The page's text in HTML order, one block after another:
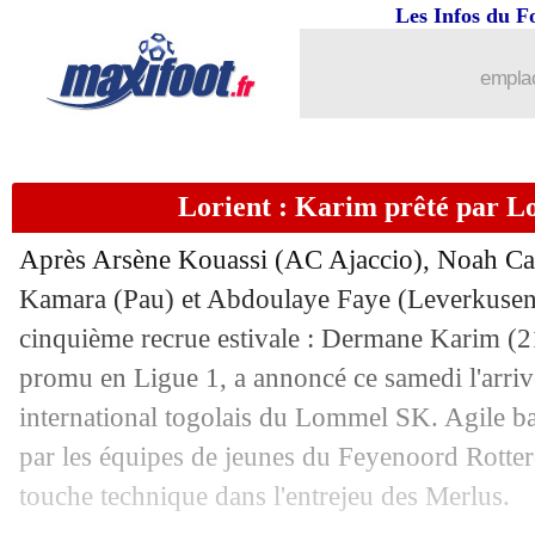
Les Infos du
Lorient : Karim prêté par
Après Arsène Kouassi (AC Ajaccio), Noah
Kamara (Pau) et Abdoulaye Faye
cinquième recrue estivale : Dermane Karim
promu en Ligue 1, a annoncé ce samedi
international togolais du Lommel SK. Agile
par les équipes de jeunes du Feyenoord
touche technique dans l'entrejeu des Merlus.
West Ham
09/08 PSG
09/08 A. saoudite: Rabiot ne comprend pas
09/08 Lille : accord avec Bournemouth
09/08 Auxerre: Sinayoko plaît à Nice
09/08 OM: Rennes pense aussi à Rowe
09/08 PSG: la C1, Dupraz voit un doublé
09/08 Strasbourg: c'est fait pour